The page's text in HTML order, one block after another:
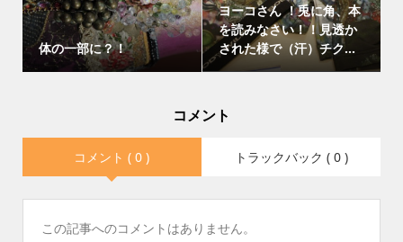
体の一部に？！
ヨーコさん ！兎に角、本
を読みなさい！！見透か
された様で（汗）チク...
コメント
コメント ( 0 ) トラックバック ( 0 )
この記事へのコメントはありません。